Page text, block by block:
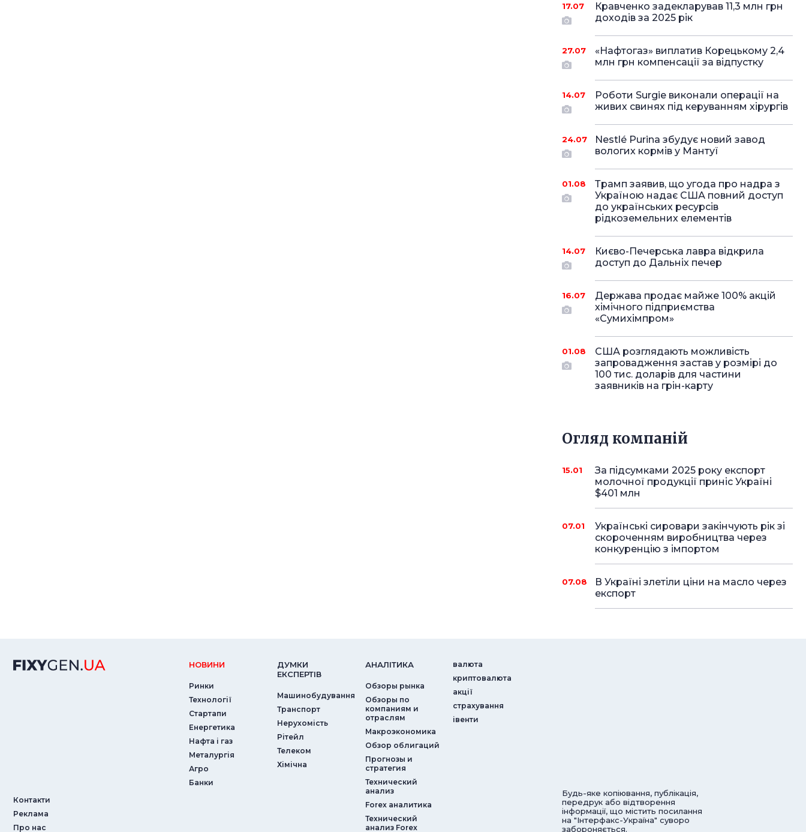
17.07
Кравченко задекларував 11,3 млн грн
доходів за 2025 рік
27.07
«Нафтогаз» виплатив Корецькому 2,4
млн грн компенсації за відпустку
14.07
Роботи Surgie виконали операції на
живих свинях під керуванням хірургів
24.07
Nestlé Purina збудує новий завод
вологих кормів у Мантуї
01.08
Трамп заявив, що угода про надра з
Україною надає США повний доступ
до українських ресурсів
рідкоземельних елементів
14.07
Києво-Печерська лавра відкрила
доступ до Дальніх печер
16.07
Держава продає майже 100% акцій
хімічного підприємства
«Сумихімпром»
01.08
США розглядають можливість
запровадження застав у розмірі до
100 тис. доларів для частини
заявників на грін-карту
Огляд компаній
15.01
За підсумками 2025 року експорт
молочної продукції приніс Україні
$401 млн
07.01
Українські сировари закінчують рік зі
скороченням виробництва через
конкуренцію з імпортом
07.08
В Україні злетіли ціни на масло через
експорт
Контакти
Реклама
Про нас
НОВИНИ
Ринки
Технології
Стартапи
Енергетика
Нафта і газ
Металургія
Агро
Банки
ДУМКИ
ЕКСПЕРТIВ
Машинобудування
Транспорт
Нерухомість
Рітейл
Телеком
Хімічна
АНАЛIТИКА
Обзоры рынка
Обзоры по
компаниям и
отраслям
Макроэкономика
Обзор облигаций
Прогнозы и
стратегия
Технический
анализ
Forex аналитика
Технический
анализ Forex
валюта
криптовалюта
акції
страхування
iвенти
Будь-яке копіювання, публікація,
передрук або відтворення
інформації, що містить посилання
на "Інтерфакс-Україна" суворо
забороняється.